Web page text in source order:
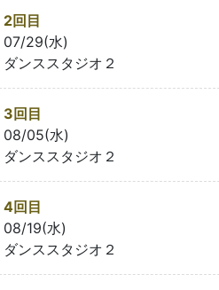
2回目
07/29(水)
ダンススタジオ２
3回目
08/05(水)
ダンススタジオ２
4回目
08/19(水)
ダンススタジオ２